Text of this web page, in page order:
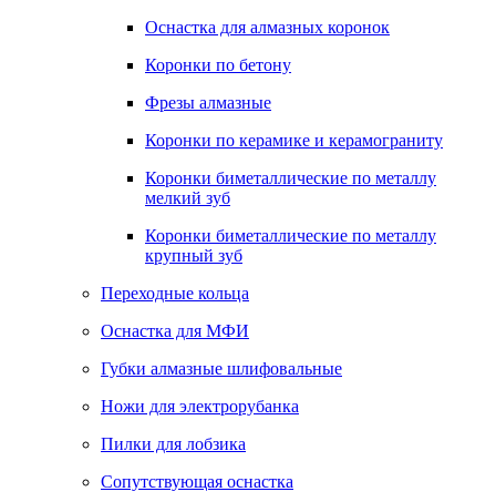
Оснастка для алмазных коронок
Коронки по бетону
Фрезы алмазные
Коронки по керамике и керамограниту
Коронки биметаллические по металлу
мелкий зуб
Коронки биметаллические по металлу
крупный зуб
Переходные кольца
Оснастка для МФИ
Губки алмазные шлифовальные
Ножи для электрорубанка
Пилки для лобзика
Сопутствующая оснастка